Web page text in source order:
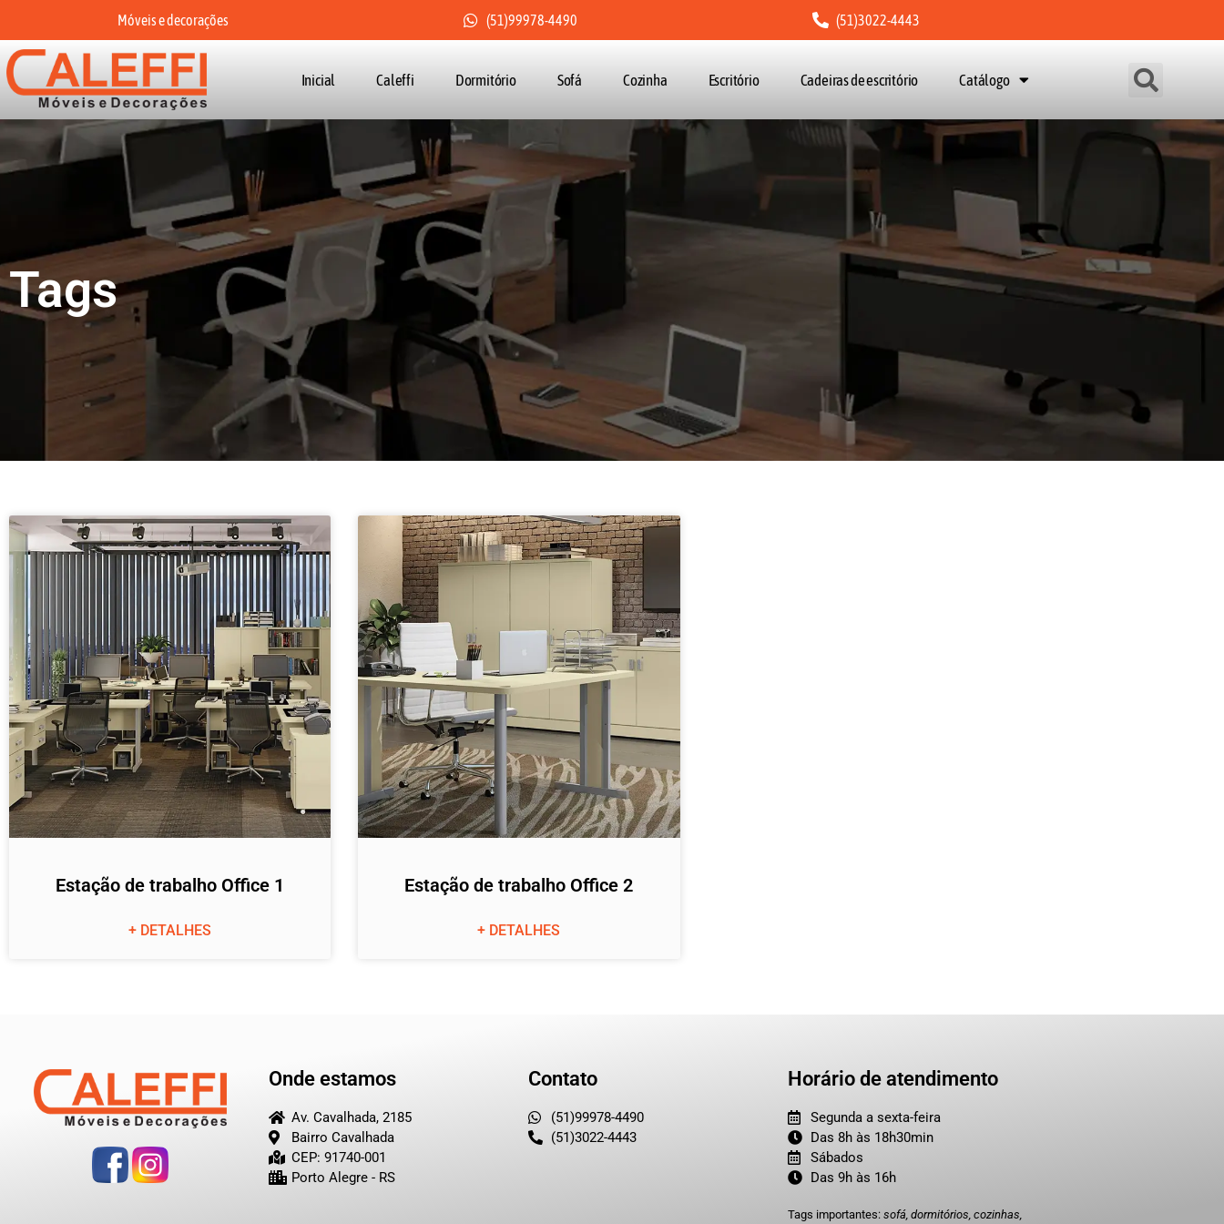
Móveis e decorações (51)99978-4490 (51)3022-4443
Inicial Caleffi Dormitório Sofá Cozinha Escritório Cadeiras de escritório Catálogo
Tags
Estação de trabalho Office 1
+ DETALHES
Estação de trabalho Office 2
+ DETALHES
Onde estamos
Av. Cavalhada, 2185
Bairro Cavalhada
CEP: 91740-001
Porto Alegre - RS
Contato
(51)99978-4490
(51)3022-4443
Horário de atendimento
Segunda a sexta-feira
Das 8h às 18h30min
Sábados
Das 9h às 16h
Tags importantes: sofá, dormitórios, cozinhas,